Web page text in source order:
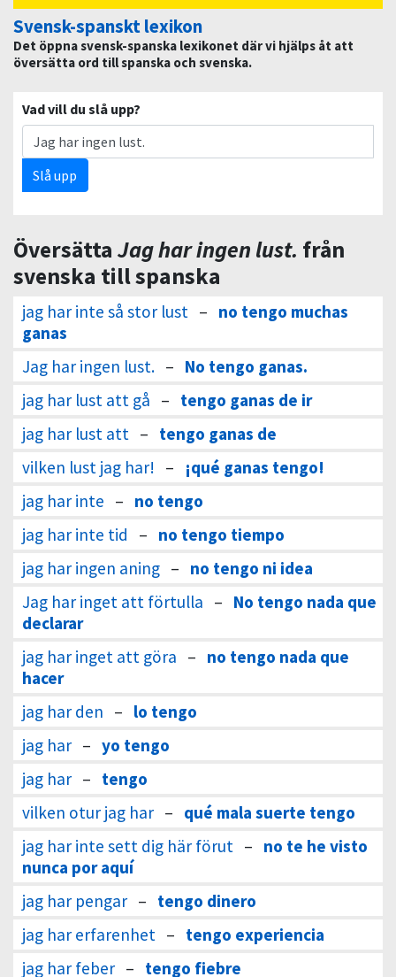
Svensk-spanskt lexikon
Det öppna svensk-spanska lexikonet där vi hjälps åt att
översätta ord till spanska och svenska.
Vad vill du slå upp?
Slå upp
Översätta Jag har ingen lust. från
svenska till spanska
jag har inte så stor lust – no tengo muchas
ganas
Jag har ingen lust. – No tengo ganas.
jag har lust att gå – tengo ganas de ir
jag har lust att – tengo ganas de
vilken lust jag har! –
¡qué ganas tengo!
jag har inte – no tengo
jag har inte tid
– no tengo tiempo
jag har ingen aning – no tengo ni idea
Jag har inget att förtulla – No tengo nada que
declarar
jag har inget att göra – no tengo nada que
hacer
jag har den – lo tengo
jag har – yo tengo
jag har – tengo
vilken otur jag har – qué mala suerte tengo
jag har inte sett dig här förut – no te he visto
nunca por aquí
jag har pengar – tengo dinero
jag har erfarenhet – tengo experiencia
jag har feber – tengo fiebre